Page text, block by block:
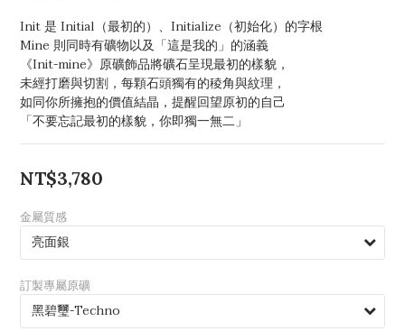
Init 是 Initial（最初的）、Initialize（初始化）的字根
Mine 則同時有礦物以及「這是我的」的涵義
《Init-mine》原礦飾品將礦石呈現最初的樣貌，
未經打磨與切割，每顆石頭獨有的稜角與紋理，
如同你所擁抱的價值結晶，提醒回望原初的自己
「不要忘記最初的樣貌，你即獨一無二」
NT$3,780
金屬質感
訂製專屬原礦